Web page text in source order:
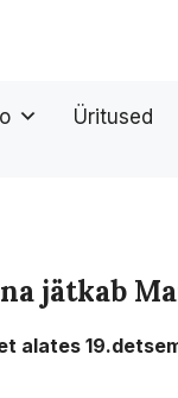
Üritused
jätkab
alates